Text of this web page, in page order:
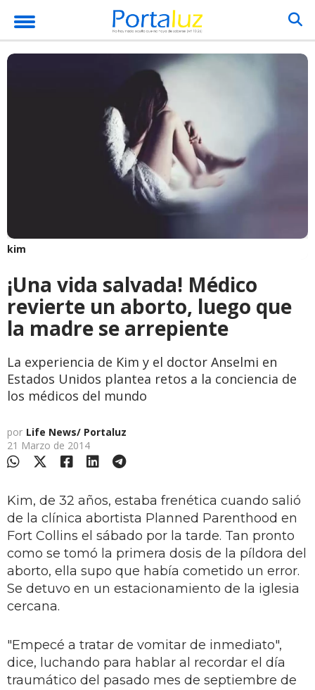
kim
¡Una vida salvada! Médico
revierte un aborto, luego que
la madre se arrepiente
La experiencia de Kim y el doctor Anselmi en
Estados Unidos plantea retos a la conciencia de
los médicos del mundo
por Life News/ Portaluz
21 Marzo de 2014
Kim, de 32 años, estaba frenética cuando salió
de la clínica abortista Planned Parenthood en
Fort Collins el sábado por la tarde. Tan pronto
como se tomó la primera dosis de la píldora del
aborto, ella supo que había cometido un error.
Se detuvo en un estacionamiento de la iglesia
cercana.
"Empecé a tratar de vomitar de inmediato",
dice, luchando para hablar al recordar el día
traumático del pasado mes de septiembre de